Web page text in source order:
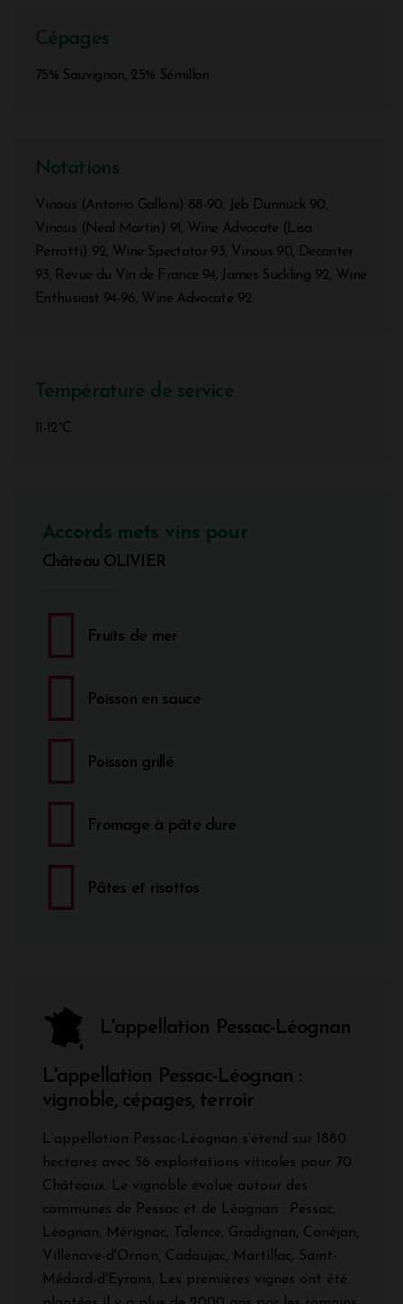
Cépages
75% Sauvignon, 25% Sémillon
Notations
Vinous (Antonio Galloni) 88-90, Jeb Dunnuck 90,
Vinous (Neal Martin) 91, Wine Advocate (Lisa
Perrotti) 92, Wine Spectator 93, Vinous 90, Decanter
93, Revue du Vin de France 94, James Suckling 92, Wine
Enthusiast 94-96, Wine Advocate 92
Température de service
11-12°C
Accords mets vins pour
Château OLIVIER
Fruits de mer
Poisson en sauce
Poisson grillé
Fromage à pâte dure
Pâtes et risottos
L'appellation Pessac-Léognan
L'appellation Pessac-Léognan :
vignoble, cépages, terroir
L’appellation Pessac-Léognan s’étend sur 1880
hectares avec 56 exploitations viticoles pour 70
Châteaux. Le vignoble évolue autour des
communes de Pessac et de Léognan : Pessac,
Léognan, Mérignac, Talence, Gradignan, Canéjan,
Villenave-d'Ornon, Cadaujac, Martillac, Saint-
Médard-d'Eyrans, Les premières vignes ont été